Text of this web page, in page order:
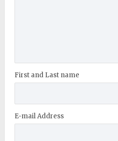
First and Last name
E-mail Address